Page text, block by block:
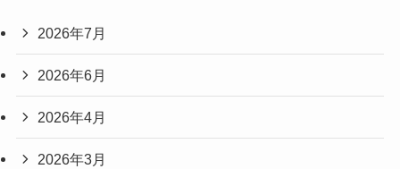
2026年7月
2026年6月
2026年4月
2026年3月